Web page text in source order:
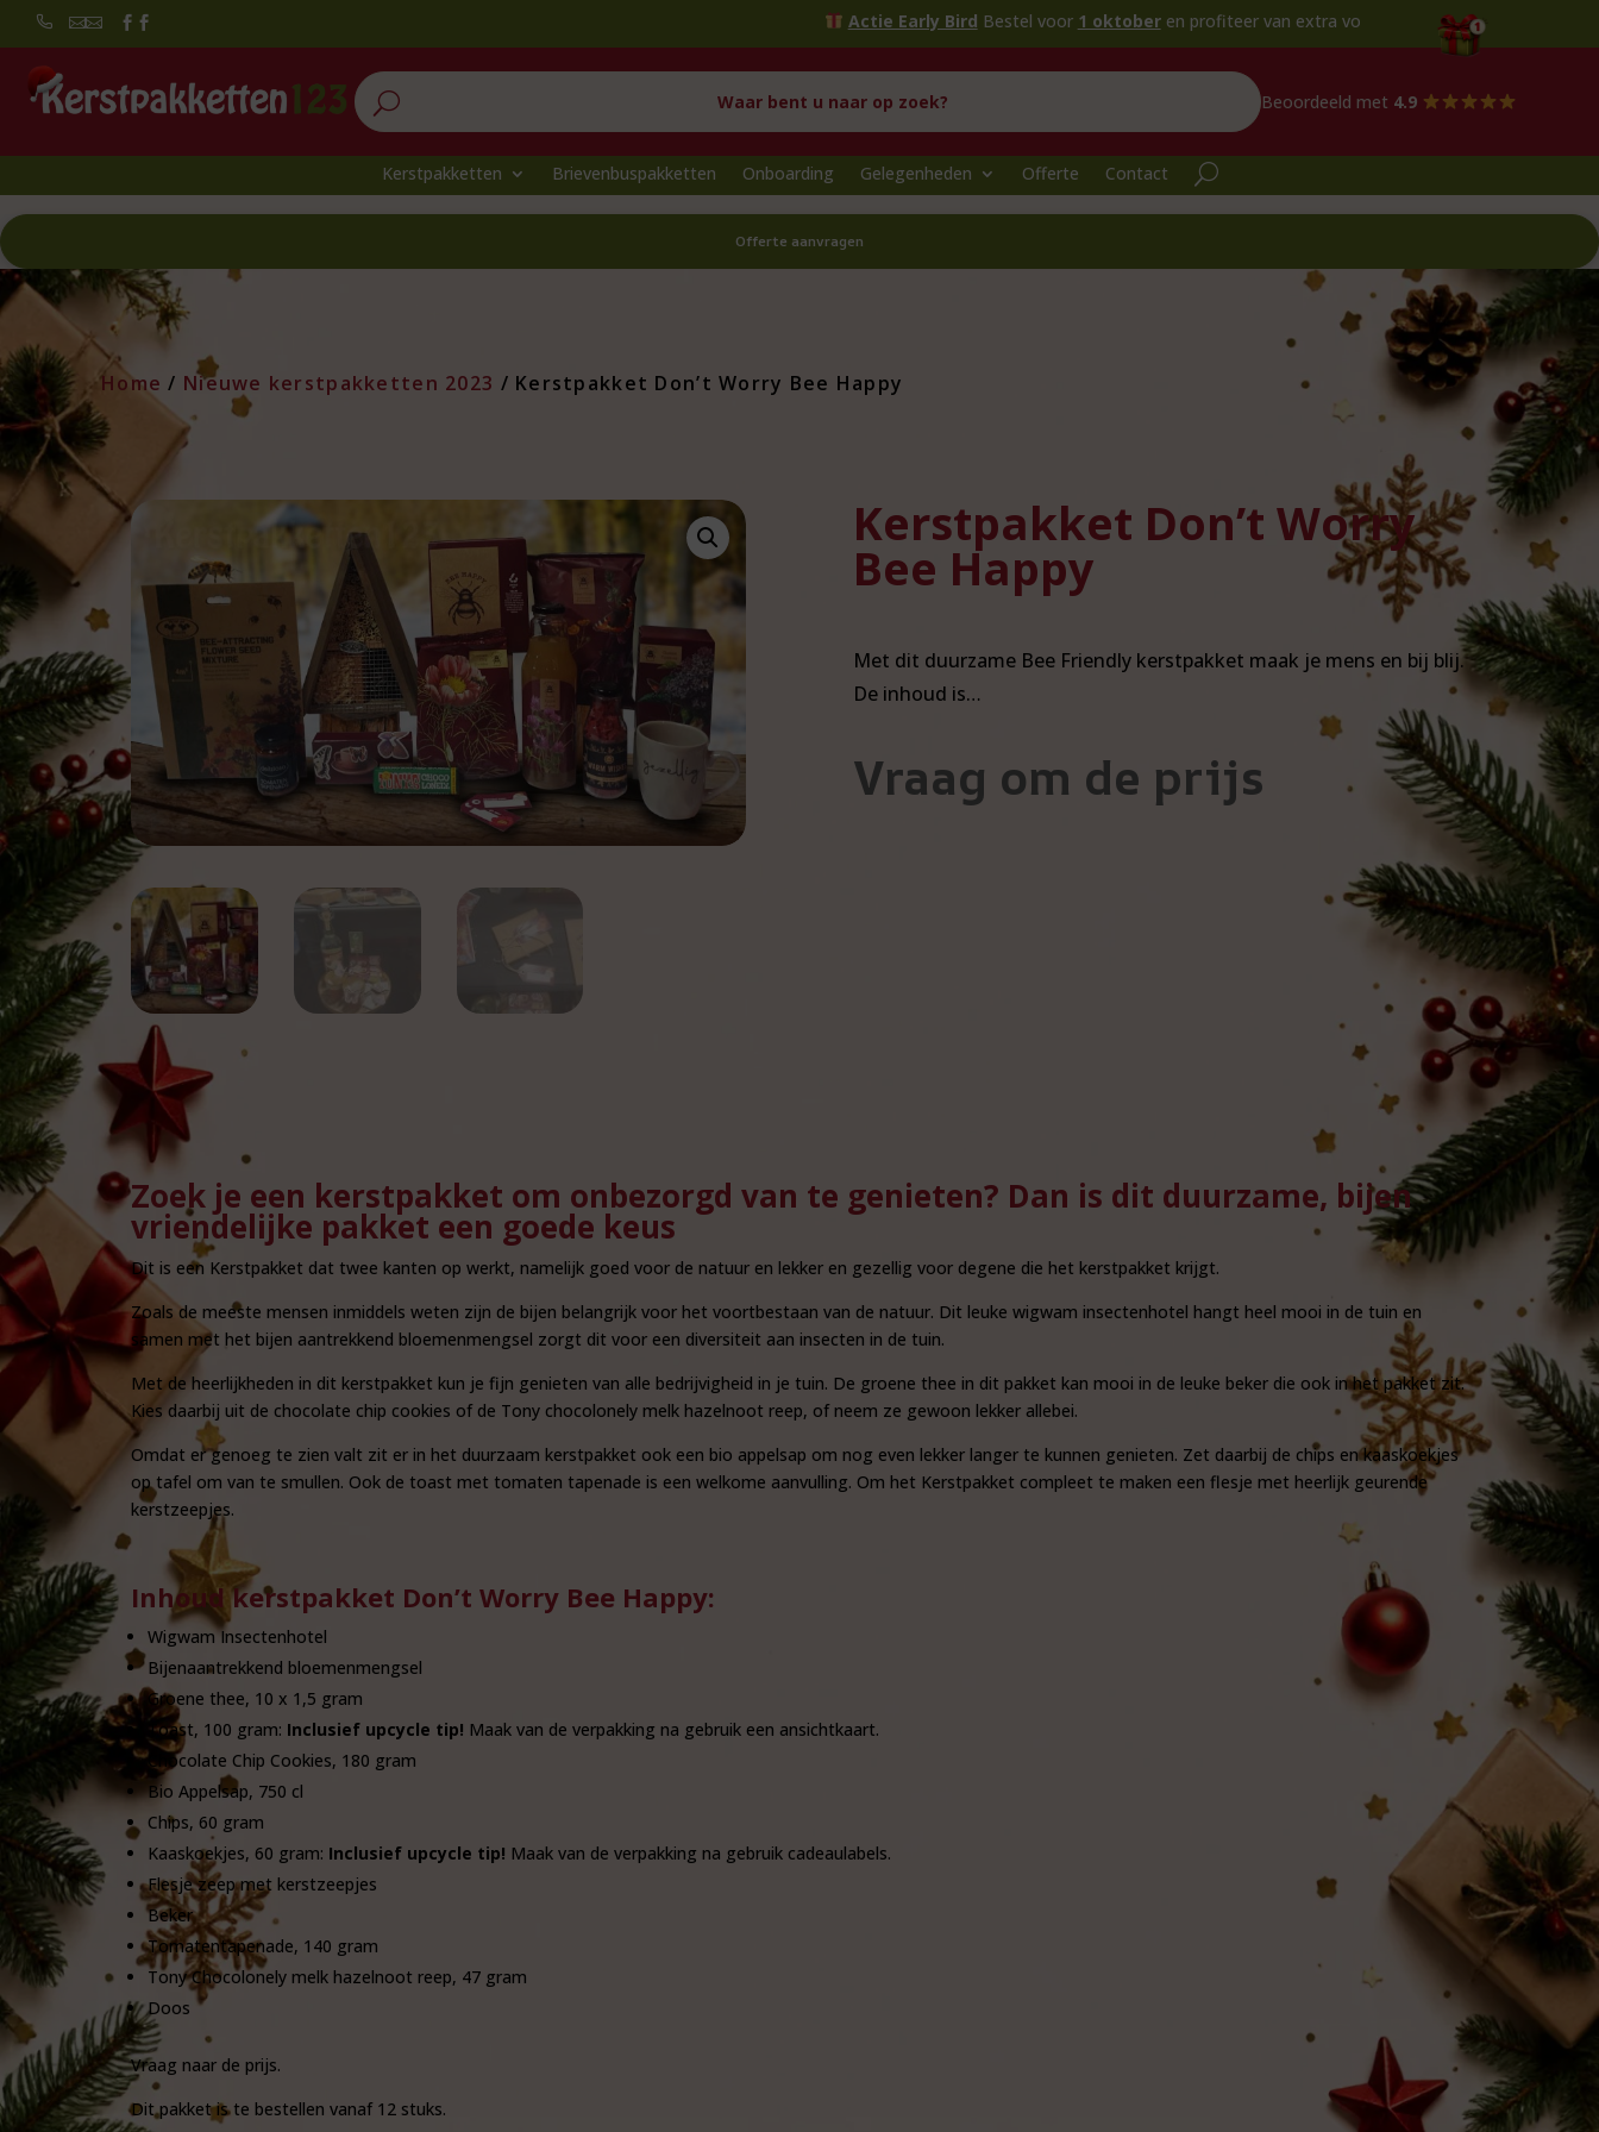
  Actie Early BirdBestel voor 1 oktoberen profiteer van extra voordeel!
U Beoordeeld met 4.9
Kerstpakketten Brievenbuspakketten Onboarding Gelegenheden Offerte Contact
Offerte aanvragen
Home / Nieuwe kerstpakketten 2023 / Kerstpakket Don’t Worry Bee Happy
Kerstpakket Don’t Worry
Bee Happy
Met dit duurzame Bee Friendly kerstpakket maak je mens en bij blij.
De inhoud is…
Vraag om de prijs
Zoek je een kerstpakket om onbezorgd van te genieten? Dan is dit duurzame, bijen
vriendelijke pakket een goede keus
Dit is een Kerstpakket dat twee kanten op werkt, namelijk goed voor de natuur en lekker en gezellig voor degene die het kerstpakket krijgt.
Zoals de meeste mensen inmiddels weten zijn de bijen belangrijk voor het voortbestaan van de natuur. Dit leuke wigwam insectenhotel hangt heel mooi in de tuin en
samen met het bijen aantrekkend bloemenmengsel zorgt dit voor een diversiteit aan insecten in de tuin.
Met de heerlijkheden in dit kerstpakket kun je fijn genieten van alle bedrijvigheid in je tuin. De groene thee in dit pakket kan mooi in de leuke beker die ook in het pakket zit.
Kies daarbij uit de chocolate chip cookies of de Tony chocolonely melk hazelnoot reep, of neem ze gewoon lekker allebei.
Omdat er genoeg te zien valt zit er in het duurzaam kerstpakket ook een bio appelsap om nog even lekker langer te kunnen genieten. Zet daarbij de chips en kaaskoekjes
op tafel om van te smullen. Ook de toast met tomaten tapenade is een welkome aanvulling. Om het Kerstpakket compleet te maken een flesje met heerlijk geurende
kerstzeepjes.
Inhoud kerstpakket Don’t Worry Bee Happy:
Wigwam Insectenhotel
Bijenaantrekkend bloemenmengsel
Groene thee, 10 x 1,5 gram
Toast, 100 gram: Inclusief upcycle tip! Maak van de verpakking na gebruik een ansichtkaart.
Chocolate Chip Cookies, 180 gram
Bio Appelsap, 750 cl
Chips, 60 gram
Kaaskoekjes, 60 gram: Inclusief upcycle tip! Maak van de verpakking na gebruik cadeaulabels.
Flesje zeep met kerstzeepjes
Beker
Tomatentapenade, 140 gram
Tony Chocolonely melk hazelnoot reep, 47 gram
Doos
Vraag naar de prijs.
Dit pakket is te bestellen vanaf 12 stuks.